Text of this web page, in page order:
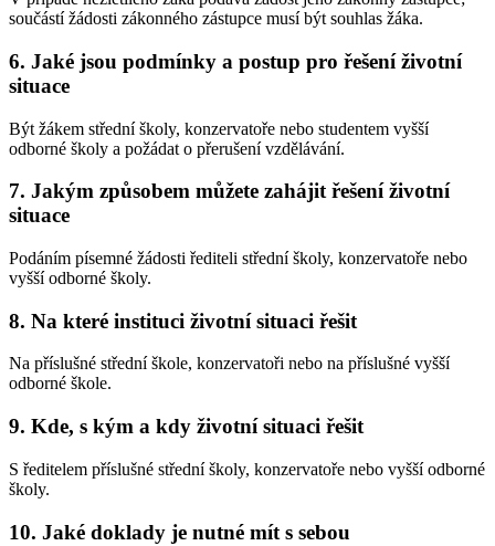
součástí žádosti zákonného zástupce musí být souhlas žáka.
6. Jaké jsou podmínky a postup pro řešení životní
situace
Být žákem střední školy, konzervatoře nebo studentem vyšší
odborné školy a požádat o přerušení vzdělávání.
7. Jakým způsobem můžete zahájit řešení životní
situace
Podáním písemné žádosti řediteli střední školy, konzervatoře nebo
vyšší odborné školy.
8. Na které instituci životní situaci řešit
Na příslušné střední škole, konzervatoři nebo na příslušné vyšší
odborné škole.
9. Kde, s kým a kdy životní situaci řešit
S ředitelem příslušné střední školy, konzervatoře nebo vyšší odborné
školy.
10. Jaké doklady je nutné mít s sebou